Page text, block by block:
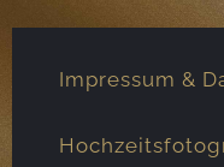
Impressum &